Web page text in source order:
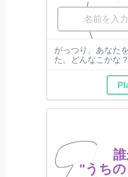
がっつり、あなた
た。どんなこかな
"うち